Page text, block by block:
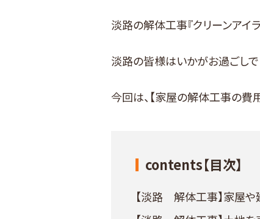
淡路の解体工事『クリーンアイ
淡路の皆様はいかがお過ごしで
今回は、【家屋の解体工事の費
contents【目次】
【淡路 解体工事】家屋や